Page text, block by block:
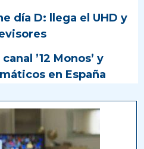
día D: llega el UHD y
’12 Monos’ y
en España